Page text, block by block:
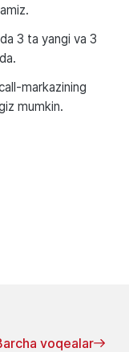
3 ta yangi va 3
markazining
mumkin.
voqealar